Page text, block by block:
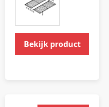
Bekijk product